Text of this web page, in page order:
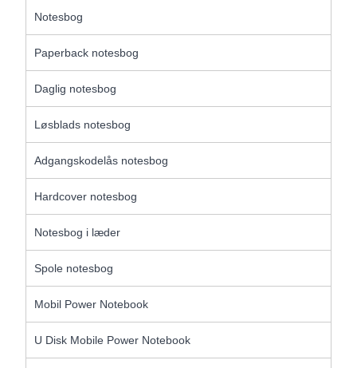
Notesbog
Paperback notesbog
Daglig notesbog
Løsblads notesbog
Adgangskodelås notesbog
Hardcover notesbog
Notesbog i læder
Spole notesbog
Mobil Power Notebook
U Disk Mobile Power Notebook